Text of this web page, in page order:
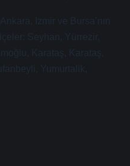
Izmir ve Bursa’nın
Seyhan, Yürrezir,
Karataş, Karataş,
Yumurtalik,